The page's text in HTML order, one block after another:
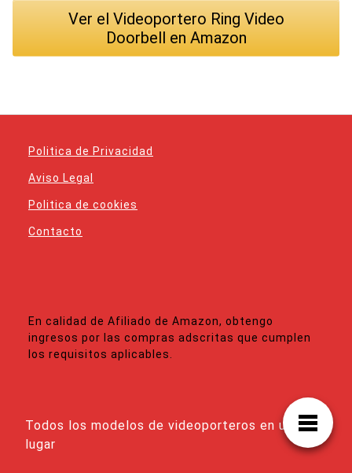
Ver el Videoportero Ring Video
Doorbell en Amazon
Politica de Privacidad
Aviso Legal
Politica de cookies
Contacto
En calidad de Afiliado de Amazon, obtengo
ingresos por las compras adscritas que cumplen
los requisitos aplicables.
Todos los modelos de videoporteros en un solo
lugar